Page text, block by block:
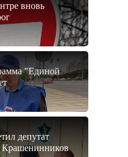
вновь
"Единой
депутат